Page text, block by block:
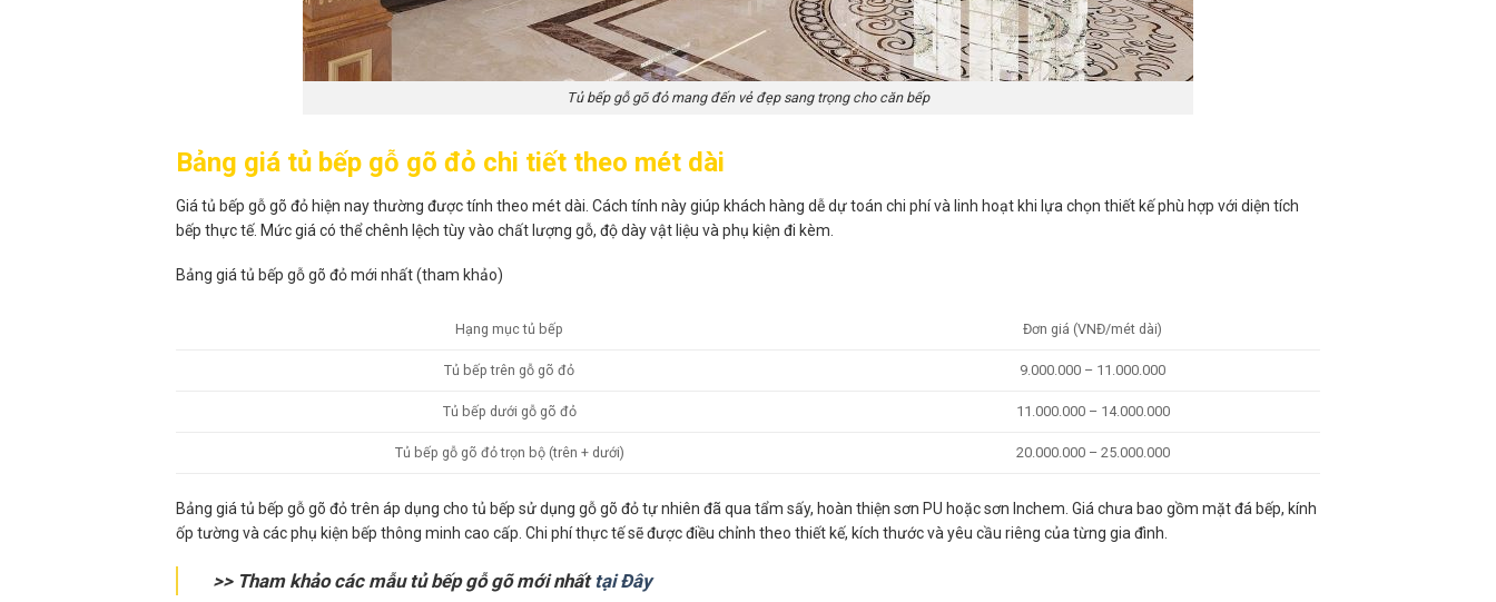
Tủ bếp gỗ gõ đỏ mang đến vẻ đẹp sang trọng cho căn bếp
Bảng giá tủ bếp gỗ gõ đỏ chi tiết theo mét dài
Giá tủ bếp gỗ gõ đỏ hiện nay thường được tính theo mét dài. Cách tính này giúp khách hàng dễ dự toán chi phí và linh hoạt khi lựa chọn thiết kế phù hợp với diện tích
bếp thực tế. Mức giá có thể chênh lệch tùy vào chất lượng gỗ, độ dày vật liệu và phụ kiện đi kèm.
Bảng giá tủ bếp gỗ gõ đỏ mới nhất (tham khảo)
Hạng mục tủ bếp Đơn giá (VNĐ/mét dài)
Tủ bếp trên gỗ gõ đỏ 9.000.000 – 11.000.000
Tủ bếp dưới gỗ gõ đỏ 11.000.000 – 14.000.000
Tủ bếp gỗ gõ đỏ trọn bộ (trên + dưới) 20.000.000 – 25.000.000
Bảng giá tủ bếp gỗ gõ đỏ trên áp dụng cho tủ bếp sử dụng gỗ gõ đỏ tự nhiên đã qua tẩm sấy, hoàn thiện sơn PU hoặc sơn Inchem. Giá chưa bao gồm mặt đá bếp, kính
ốp tường và các phụ kiện bếp thông minh cao cấp. Chi phí thực tế sẽ được điều chỉnh theo thiết kế, kích thước và yêu cầu riêng của từng gia đình.
>> Tham khảo các mẫu tủ bếp gỗ gõ mới nhấttại Đây